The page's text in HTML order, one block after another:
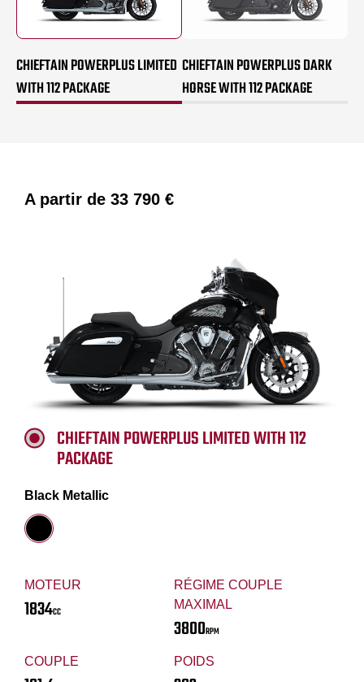
CHIEFTAIN POWERPLUS LIMITED
WITH 112 PACKAGE
CHIEFTAIN POWERPLUS DARK
HORSE WITH 112 PACKAGE
A partir de 33 790 €
MOTEUR
1834CC
RÉGIME COUPLE
MAXIMAL
3800RPM
COUPLE POIDS
CHIEFTAIN POWERPLUS LIMITED WITH 112
PACKAGE
Black Metallic